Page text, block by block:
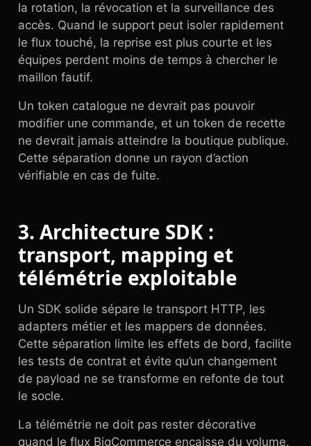
la rotation, la révocation et la surveillance des
accès. Quand le support peut isoler rapidement
le flux touché, la reprise est plus courte et les
équipes perdent moins de temps à chercher le
maillon fautif.
Un token catalogue ne devrait pas pouvoir
modifier une commande, et un token de recette
ne devrait jamais atteindre la boutique publique.
Cette séparation donne un rayon d’action
vérifiable en cas de fuite.
3. Architecture SDK :
transport, mapping et
télémétrie exploitable
Un SDK solide sépare le transport HTTP, les
adapters métier et les mappers de données.
Cette séparation limite les effets de bord, facilite
les tests de contrat et évite qu’un changement
de payload ne se transforme en refonte de tout
le socle.
La télémétrie ne doit pas rester décorative
quand le flux BigCommerce encaisse du volume.